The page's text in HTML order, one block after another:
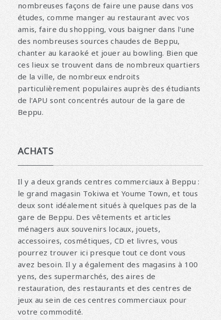
nombreuses façons de faire une pause dans vos
études, comme manger au restaurant avec vos
amis, faire du shopping, vous baigner dans l'une
des nombreuses sources chaudes de Beppu,
chanter au karaoké et jouer au bowling. Bien que
ces lieux se trouvent dans de nombreux quartiers
de la ville, de nombreux endroits
particulièrement populaires auprès des étudiants
de l'APU sont concentrés autour de la gare de
Beppu.
ACHATS
Il y a deux grands centres commerciaux à Beppu :
le grand magasin Tokiwa et Youme Town, et tous
deux sont idéalement situés à quelques pas de la
gare de Beppu. Des vêtements et articles
ménagers aux souvenirs locaux, jouets,
accessoires, cosmétiques, CD et livres, vous
pourrez trouver ici presque tout ce dont vous
avez besoin. Il y a également des magasins à 100
yens, des supermarchés, des aires de
restauration, des restaurants et des centres de
jeux au sein de ces centres commerciaux pour
votre commodité.